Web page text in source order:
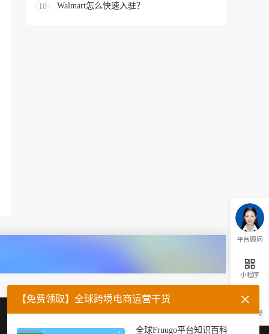
10 Walmart怎么快速入驻？
平台顾问
小程序
返回顶部
企业微信 官方公众号
【免费领取】全球跨境电商运营干货
全球Fruugo平台知识百科